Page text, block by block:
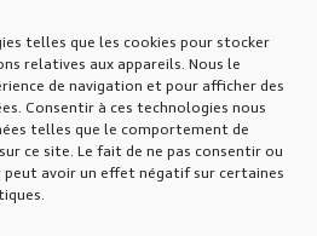
telles que les cookies pour stocker
relatives aux appareils. Nous le
de navigation et pour afficher des
Consentir à ces technologies nous
telles que le comportement de
ce site. Le fait de ne pas consentir ou
avoir un effet négatif sur certaines
& Carrosserie
lundi au jeudi
– 12h00
– 17h30
Vendredi